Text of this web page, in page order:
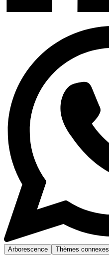
Arborescence Thèmes connexes